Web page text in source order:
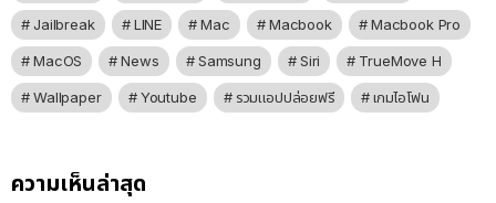
Jailbreak LINE Mac Macbook Macbook Pro
MacOS News Samsung Siri TrueMove H
Wallpaper Youtube รวมแอปปล่อยฟรี เกมไอโฟน
ความเห็นล่าสุด